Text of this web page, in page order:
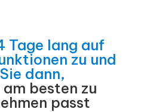
Tage lang auf
zu und
dann,
besten zu
passt